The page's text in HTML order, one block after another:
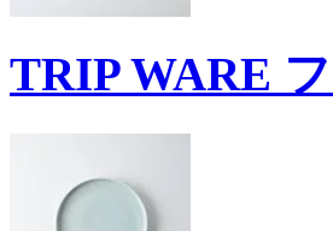
TRIP WARE